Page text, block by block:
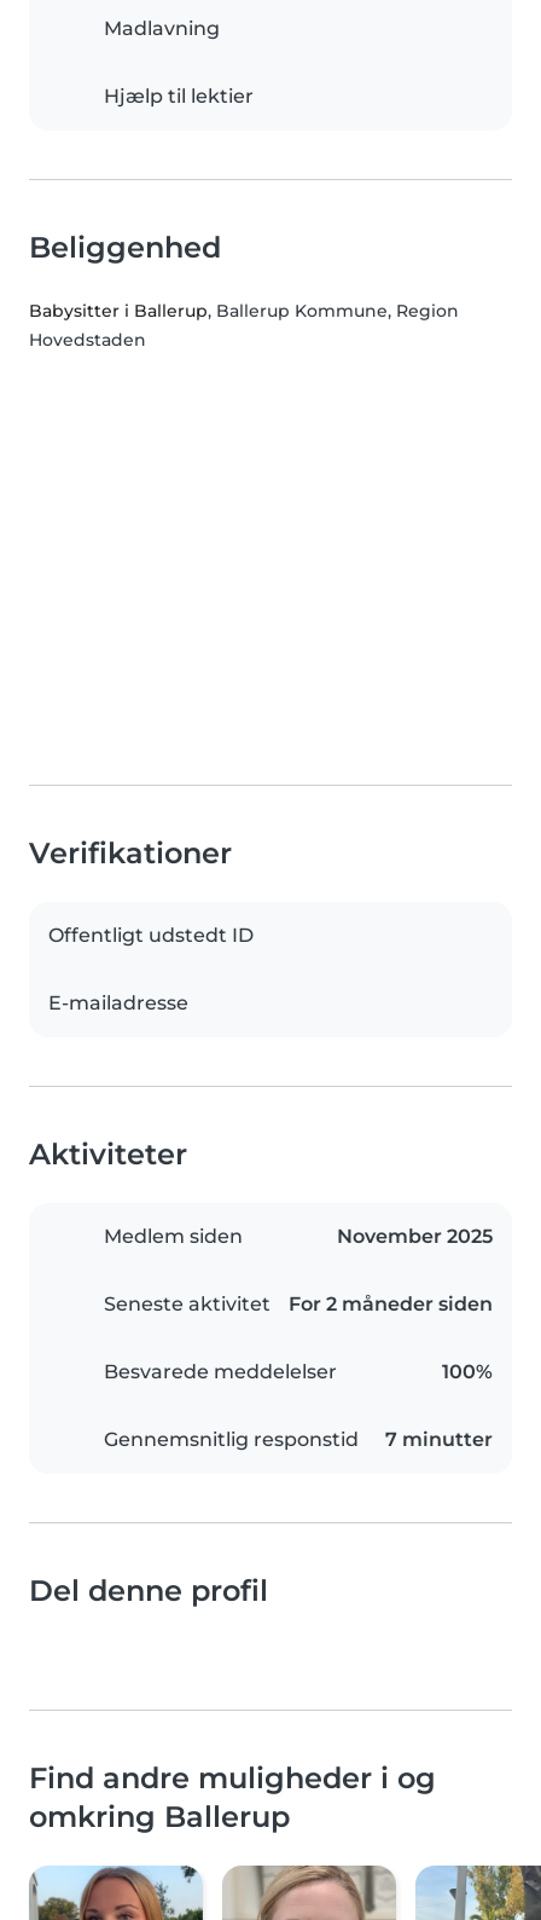
Madlavning
Hjælp til lektier
Beliggenhed
Babysitter i Ballerup, Ballerup Kommune, Region
Hovedstaden
Verifikationer
Offentligt udstedt ID
E-mailadresse
Aktiviteter
Medlem siden November 2025
Seneste aktivitet For 2 måneder siden
Besvarede meddelelser 100%
Gennemsnitlig responstid 7 minutter
Del denne profil
Find andre muligheder i og
omkring Ballerup